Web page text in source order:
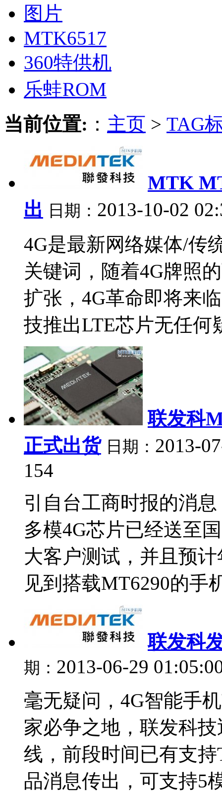
图片
MTK6517
360特供机
乐蛙ROM
当前位置: ： 主页 > TAG
MTK
出 日期： 2013-10-02
4G是最新网络媒体/传
关键词，随着4G牌照
扩张，4G革命即将来
技推出LTE芯片无任何
联发科
正式出货 日期： 2013-
154
引自台工商时报的消
多模4G芯片已经送至
大客户测试，并且预
见到搭载MT6290的手
联发科
期： 2013-06-29
毫无疑问，4G智能手
家必争之地，联发科
线，前段时间已有支
品消息传出，可支持5